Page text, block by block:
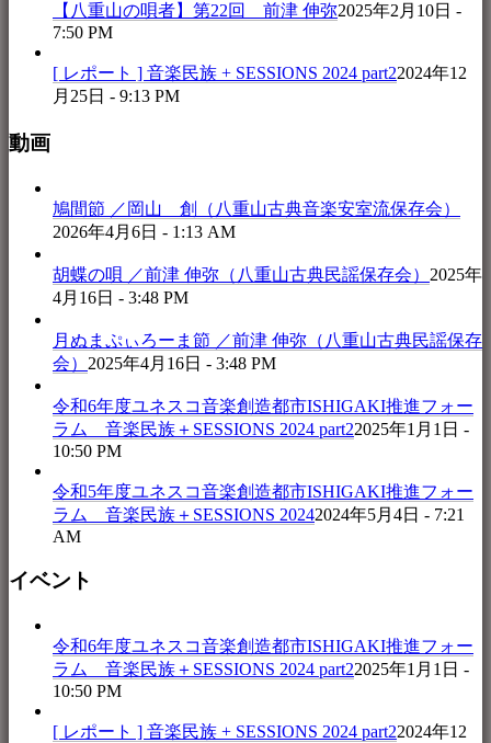
【八重山の唄者】第22回 前津 伸弥2025年2月10日 -
7:50 PM
[ レポート ] 音楽民族 + SESSIONS 2024 part22024年12
月25日 - 9:13 PM
動画
鳩間節 ／岡山 創（八重山古典音楽安室流保存会）
2026年4月6日 - 1:13 AM
胡蝶の唄 ／前津 伸弥（八重山古典民謡保存会） 2025年
4月16日 - 3:48 PM
月ぬまぷぃろーま節 ／前津 伸弥（八重山古典民謡保存
会） 2025年4月16日 - 3:48 PM
令和6年度ユネスコ音楽創造都市ISHIGAKI推進フォー
ラム 音楽民族＋SESSIONS 2024 part22025年1月1日 -
10:50 PM
令和5年度ユネスコ音楽創造都市ISHIGAKI推進フォー
ラム 音楽民族＋SESSIONS 20242024年5月4日 - 7:21
AM
イベント
令和6年度ユネスコ音楽創造都市ISHIGAKI推進フォー
ラム 音楽民族＋SESSIONS 2024 part22025年1月1日 -
10:50 PM
[ レポート ] 音楽民族 + SESSIONS 2024 part22024年12